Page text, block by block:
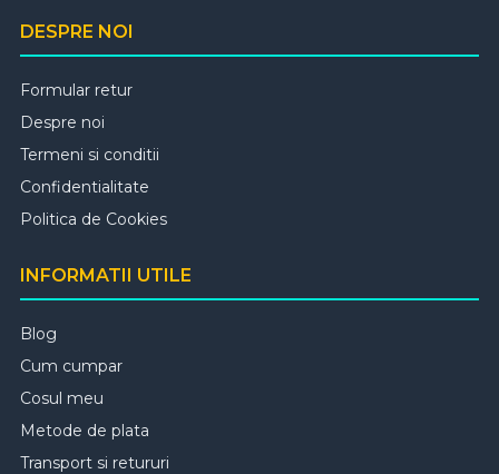
DESPRE NOI
Formular retur
Despre noi
Termeni si conditii
Confidentialitate
Politica de Cookies
INFORMATII UTILE
Blog
Cum cumpar
Cosul meu
Metode de plata
Transport si retururi